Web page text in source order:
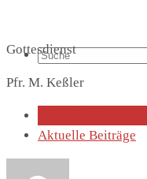
Suche
nach:
Gottesdienst
Pfr. M. Keßler
Aktuelle Beiträge